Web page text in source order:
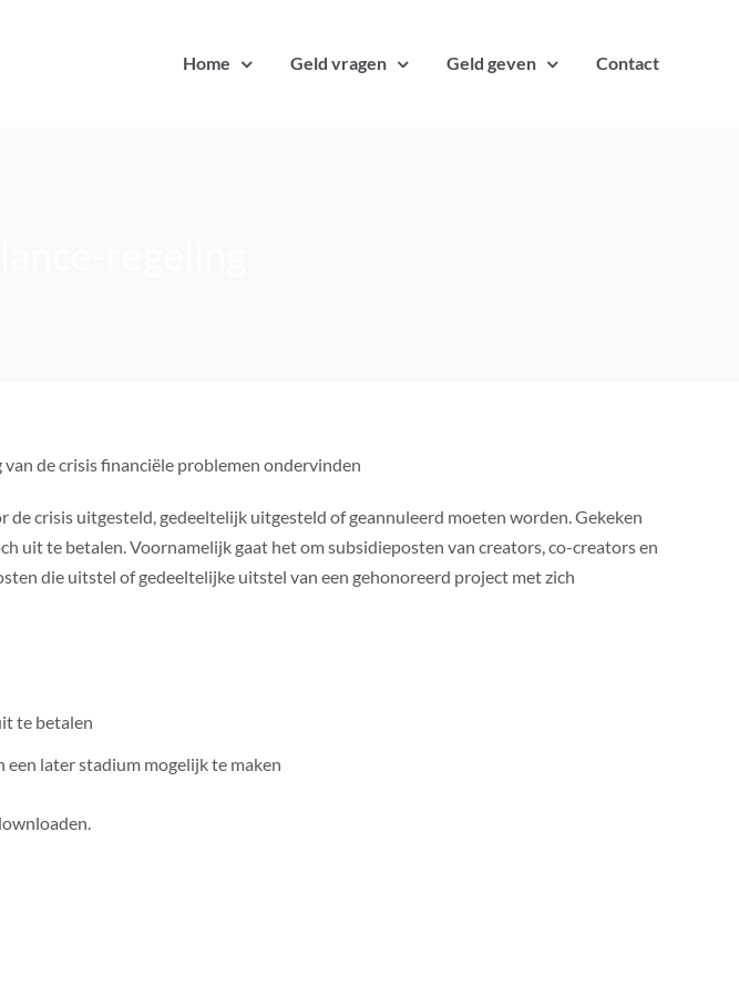
Home Geld vragen Geld geven Contact
de crisis financiële problemen ondervinden
crisis uitgesteld, gedeeltelijk uitgesteld of geannuleerd moeten worden. Gekeken
uit te betalen. Voornamelijk gaat het om subsidieposten van creators, co-creators en
die uitstel of gedeeltelijke uitstel van een gehonoreerd project met zich
te betalen
later stadium mogelijk te maken